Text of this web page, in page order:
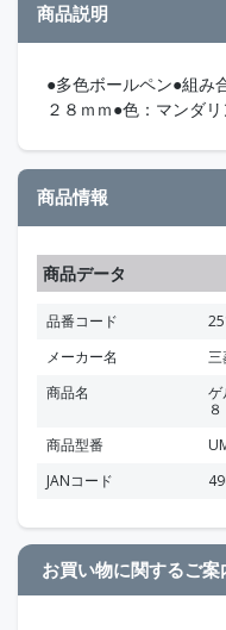
商品説明
●多色ボールペン●組み
２８ｍｍ●色：マンダ
商品情報
商品データ
品番コード
メーカー名
三
商品名
商品型番
JANコード
お買い物に関するご案